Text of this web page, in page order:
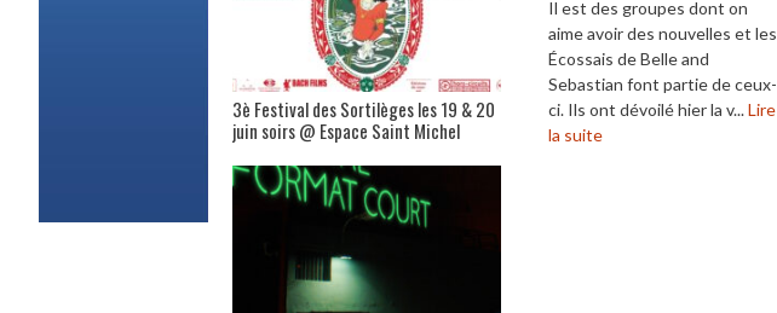
Il est des groupes dont on
aime avoir des nouvelles et les
Écossais de Belle and
Sebastian font partie de ceux-
ci. Ils ont dévoilé hier la v...Lire
la suite
3è Festival des Sortilèges les 19 & 20
juin soirs @ Espace Saint Michel